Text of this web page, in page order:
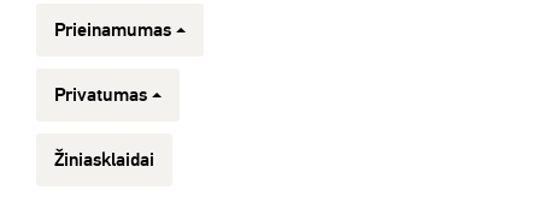
Prieinamumas
Privatumas
Žiniasklaidai